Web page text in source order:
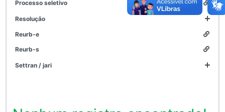
processo seletivo
resolução
reurb-e
reurb-s
settran / jari